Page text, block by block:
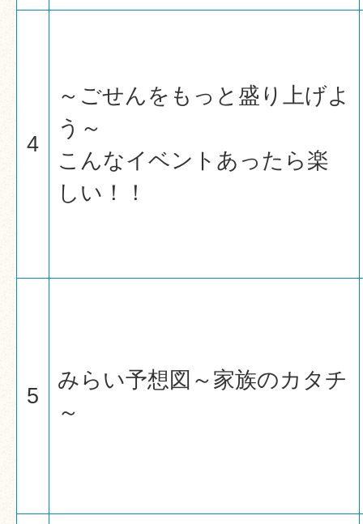
4
～ごせんをもっと盛り上げよ
う～
こんなイベントあったら楽
しい！！
5
みらい予想図～家族のカタチ
～